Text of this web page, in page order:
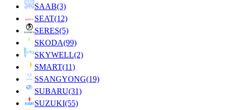
SAAB(3)
SEAT(12)
SERES(5)
SKODA(99)
SKYWELL(2)
SMART(11)
SSANGYONG(19)
SUBARU(31)
SUZUKI(55)